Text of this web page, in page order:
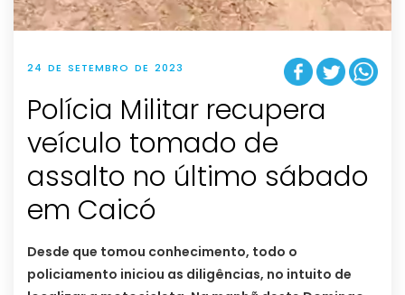
24 DE SETEMBRO DE 2023
Polícia Militar recupera
veículo tomado de
assalto no último sábado
em Caicó
Desde que tomou conhecimento, todo o
policiamento iniciou as diligências, no intuito de